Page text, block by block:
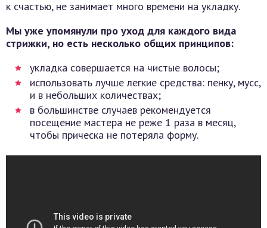
к счастью, не занимает много времени на укладку.
Мы уже упомянули про уход для каждого вида
стрижки, но есть несколько общих принципов:
укладка совершается на чистые волосы;
использовать лучше легкие средства: пенку, мусс,
и в небольших количествах;
в большинстве случаев рекомендуется
посещение мастера не реже 1 раза в месяц,
чтобы прическа не потеряла форму.